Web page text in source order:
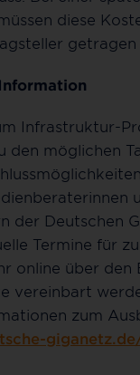
diese
getragen
Infrastruktur-
den möglichen
der Deutschen
Termine für
online über den
vereinbart
zum